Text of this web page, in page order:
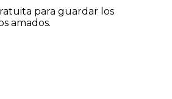
para guardar los
amados.